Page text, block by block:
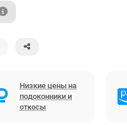
Низкие цены на
подоконники и
откосы